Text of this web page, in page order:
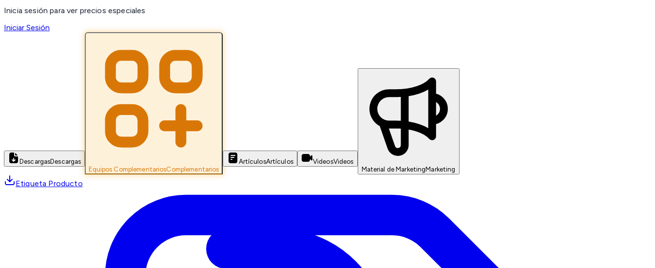
Inicia sesión para ver precios especiales
Iniciar Sesión
DescargasDescargas
Equipos ComplementariosComplementarios
ArtículosArtículos VideosVideos
Material de MarketingMarketing
Etiqueta Producto